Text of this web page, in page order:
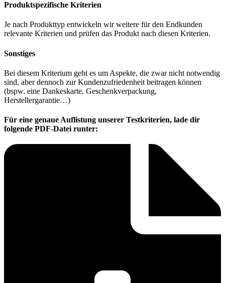
Produktspezifische Kriterien
Je nach Produkttyp entwickeln wir weitere für den Endkunden
relevante Kriterien und prüfen das Produkt nach diesen Kriterien.
Sonstiges
Bei diesem Kriterium geht es um Aspekte, die zwar nicht notwendig
sind, aber dennoch zur Kundenzufriedenheit beitragen können
(bspw. eine Dankeskarte, Geschenkverpackung,
Herstellergarantie…)
Für eine genaue Auflistung unserer Testkriterien, lade dir
folgende PDF-Datei runter: